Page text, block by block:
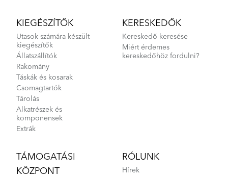
KIEGÉSZÍTŐK
Utasok számára készült
kiegészítők
Állatszállítók
Rakomány
Táskák és kosarak
Csomagtartók
Tárolás
Alkatrészek és
komponensek
Extrák
KERESKEDŐK
Kereskedő keresése
Miért érdemes
kereskedőhöz fordulni?
TÁMOGATÁSI
KÖZPONT
RÓLUNK
Hírek